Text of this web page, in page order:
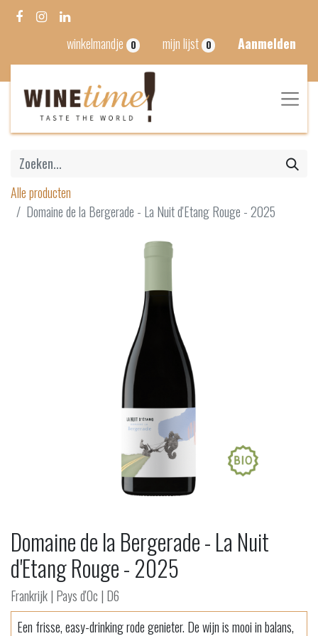
winkelmandje 0 mijn lijst 0 Aanmelden
Alle producten
Domaine de la Bergerade - La Nuit d'Etang Rouge - 2025
Domaine de la Bergerade - La Nuit
d'Etang Rouge - 2025
Frankrijk | Pays d'Oc | D6
Een frisse, easy-drinking rode genieter. De wijn is mooi in balans,